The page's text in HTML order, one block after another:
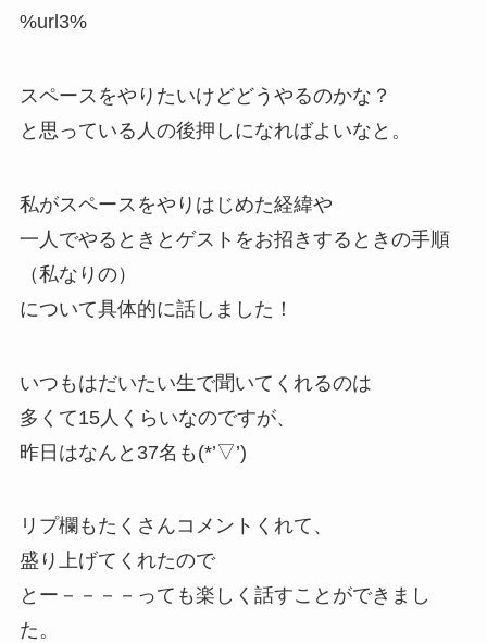
%url3%
スペースをやりたいけどどうやるのかな？
と思っている人の後押しになればよいなと。
私がスペースをやりはじめた経緯や
一人でやるときとゲストをお招きするときの手順
（私なりの）
について具体的に話しました！
いつもはだいたい生で聞いてくれるのは
多くて15人くらいなのですが、
昨日はなんと37名も(*’▽’)
リプ欄もたくさんコメントくれて、
盛り上げてくれたので
とー－－－－っても楽しく話すことができまし
た。